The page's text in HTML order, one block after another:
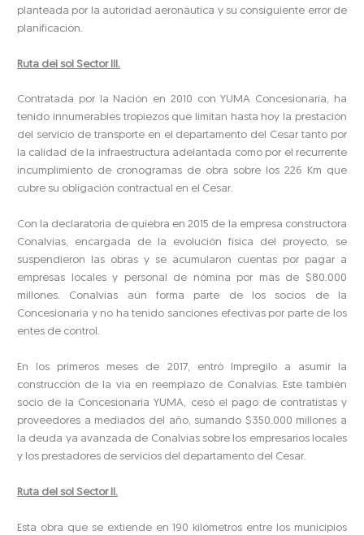
planteada por la autoridad aeronáutica y su consiguiente error de
planificación.
Ruta del sol Sector III.
Contratada por la Nación en 2010 con YUMA Concesionaria, ha
tenido innumerables tropiezos que limitan hasta hoy la prestación
del servicio de transporte en el departamento del Cesar tanto por
la calidad de la infraestructura adelantada como por el recurrente
incumplimiento de cronogramas de obra sobre los 226 Km que
cubre su obligación contractual en el Cesar.
Con la declaratoria de quiebra en 2015 de la empresa constructora
Conalvías, encargada de la evolución física del proyecto, se
suspendieron las obras y se acumularon cuentas por pagar a
empresas locales y personal de nómina por más de $80.000
millones. Conalvías aún forma parte de los socios de la
Concesionaria y no ha tenido sanciones efectivas por parte de los
entes de control.
En los primeros meses de 2017, entró Impregilo a asumir la
construcción de la vía en reemplazo de Conalvías. Este también
socio de la Concesionaria YUMA, cesó el pago de contratistas y
proveedores a mediados del año, sumando $350.000 millones a
la deuda ya avanzada de Conalvías sobre los empresarios locales
y los prestadores de servicios del departamento del Cesar.
Ruta del sol Sector II.
Esta obra que se extiende en 190 kilómetros entre los municipios